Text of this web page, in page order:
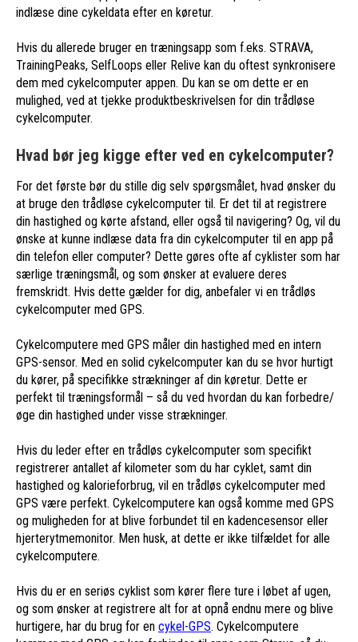
indlæse dine cykeldata efter en køretur.
Hvis du allerede bruger en træningsapp som f.eks. STRAVA,
TrainingPeaks, SelfLoops eller Relive kan du oftest synkronisere
dem med cykelcomputer appen. Du kan se om dette er en
mulighed, ved at tjekke produktbeskrivelsen for din trådløse
cykelcomputer.
Hvad bør jeg kigge efter ved en cykelcomputer?
For det første bør du stille dig selv spørgsmålet, hvad ønsker du
at bruge den trådløse cykelcomputer til. Er det til at registrere
din hastighed og kørte afstand, eller også til navigering? Og, vil du
ønske at kunne indlæse data fra din cykelcomputer til en app på
din telefon eller computer? Dette gøres ofte af cyklister som har
særlige træningsmål, og som ønsker at evaluere deres
fremskridt. Hvis dette gælder for dig, anbefaler vi en trådløs
cykelcomputer med GPS.
Cykelcomputere med GPS måler din hastighed med en intern
GPS-sensor. Med en solid cykelcomputer kan du se hvor hurtigt
du kører, på specifikke strækninger af din køretur. Dette er
perfekt til træningsformål – så du ved hvordan du kan forbedre/
øge din hastighed under visse strækninger.
Hvis du leder efter en trådløs cykelcomputer som specifikt
registrerer antallet af kilometer som du har cyklet, samt din
hastighed og kalorieforbrug, vil en trådløs cykelcomputer med
GPS være perfekt. Cykelcomputere kan også komme med GPS
og muligheden for at blive forbundet til en kadencesensor eller
hjerterytmemonitor. Men husk, at dette er ikke tilfældet for alle
cykelcomputere.
Hvis du er en seriøs cyklist som kører flere ture i løbet af ugen,
og som ønsker at registrere alt for at opnå endnu mere og blive
hurtigere, har du brug for en cykel-GPS. Cykelcomputere